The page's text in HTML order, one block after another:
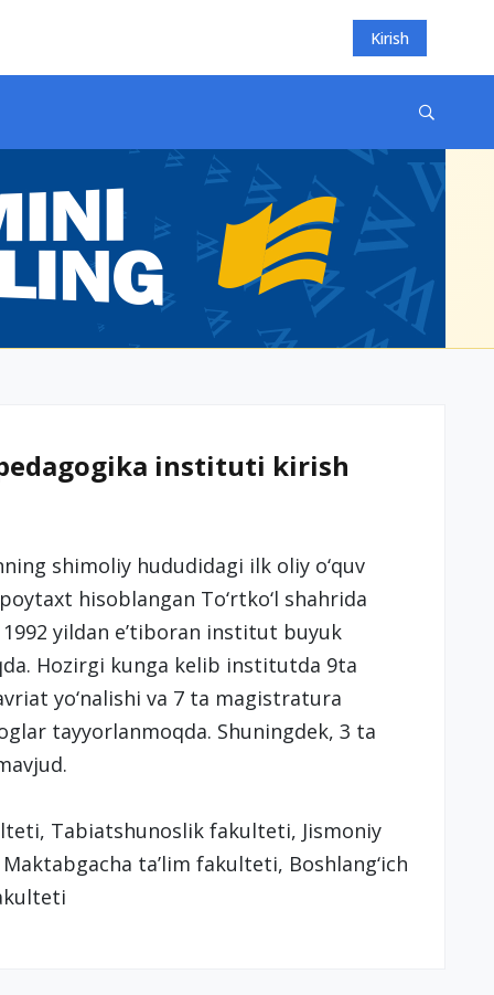
Kirish
instituti kirish
shimoliy hududidagi ilk oliy o‘quv
hisoblangan To‘rtko‘l shahrida
yildan e’tiboran institut buyuk
Hozirgi kunga kelib institutda 9ta
yo‘nalishi va 7 ta magistratura
tayyorlanmoqda. Shuningdek, 3 ta
Tabiatshunoslik fakulteti, Jismoniy
ta’lim fakulteti, Boshlang‘ich